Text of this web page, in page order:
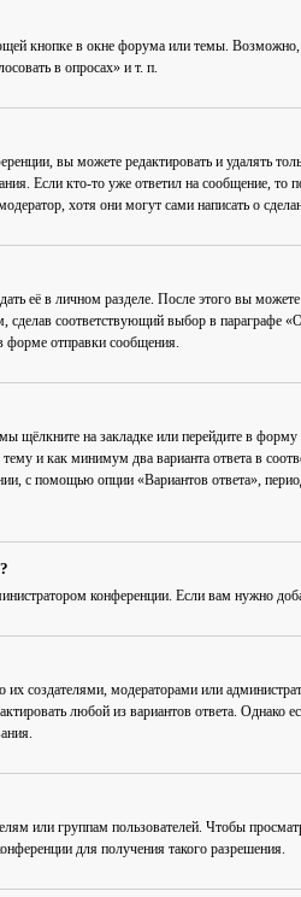
кнопке в окне форума или темы. Возможно,
в опросах» и т. п.
вы можете редактировать и удалять
Если кто-то уже ответил на сообщение,
хотя они могут сами написать о
её в личном разделе. После этого вы
соответствующий выбор в параграфе
форме отправки сообщения.
щёлкните на закладке или перейдите в форму
и как минимум два варианта ответа в
с помощью опции «Вариантов ответа»,
конференции. Если вам нужно
создателями, модераторами или
любой из вариантов ответа.
или группам пользователей. Чтобы
для получения такого разрешения.